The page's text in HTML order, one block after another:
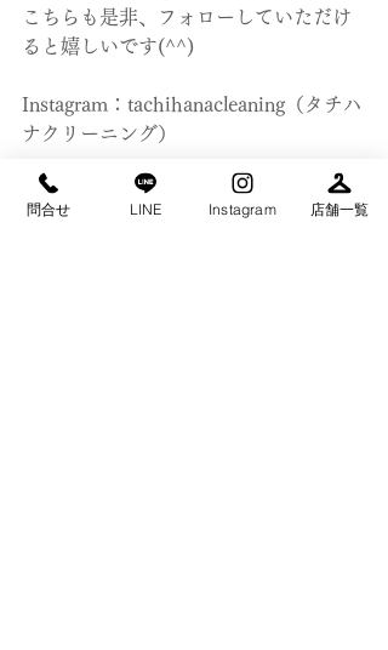
こちらも是非、フォローしていただけ
ると嬉しいです(^^)
Instagram：tachihanacleaning（タチハ
ナクリーニング）
https://instagram.com/tachihanacleani
ng?igshid=b9bdggn7wpw
問合せ LINE Instagram 店舗一覧